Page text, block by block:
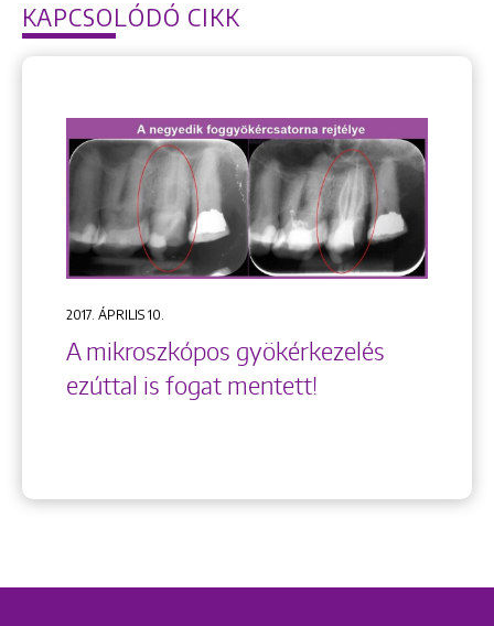
KAPCSOLÓDÓ CIKK
2017. ÁPRILIS 10.
A mikroszkópos gyökérkezelés
ezúttal is fogat mentett!